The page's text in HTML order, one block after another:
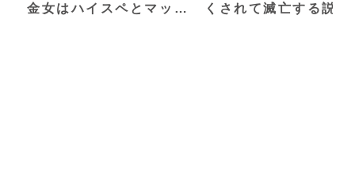
金女はハイスペとマッチ
くされて滅亡する説